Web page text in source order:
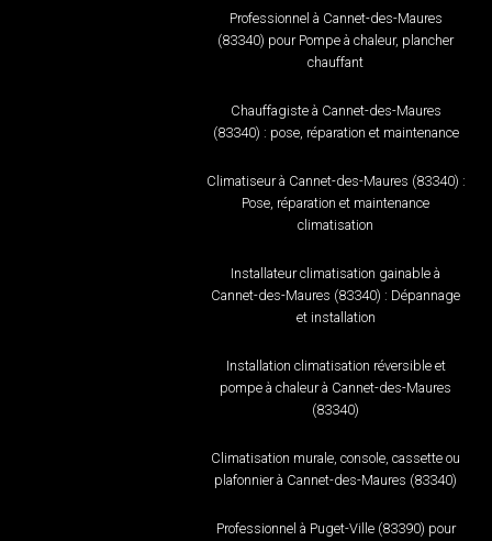
Professionnel à Cannet-des-Maures
(83340) pour Pompe à chaleur, plancher
chauffant
Chauffagiste à Cannet-des-Maures
(83340) : pose, réparation et maintenance
Climatiseur à Cannet-des-Maures (83340) :
Pose, réparation et maintenance
climatisation
Installateur climatisation gainable à
Cannet-des-Maures (83340) : Dépannage
et installation
Installation climatisation réversible et
pompe à chaleur à Cannet-des-Maures
(83340)
Climatisation murale, console, cassette ou
plafonnier à Cannet-des-Maures (83340)
Professionnel à Puget-Ville (83390) pour